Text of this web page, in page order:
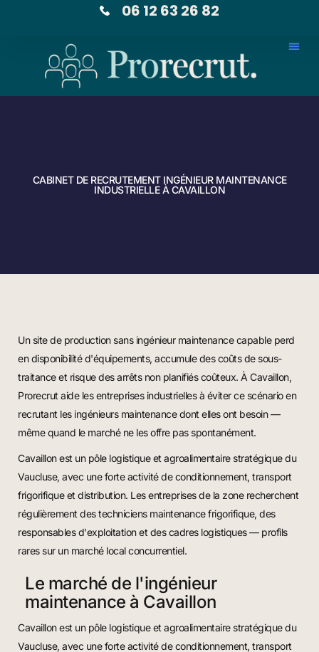
06 12 63 26 82
CABINET DE RECRUTEMENT INGÉNIEUR MAINTENANCE
INDUSTRIELLE À CAVAILLON
Un site de production sans ingénieur maintenance capable perd
en disponibilité d'équipements, accumule des coûts de sous-
traitance et risque des arrêts non planifiés coûteux. À Cavaillon,
Prorecrut aide les entreprises industrielles à éviter ce scénario en
recrutant les ingénieurs maintenance dont elles ont besoin —
même quand le marché ne les offre pas spontanément.
Cavaillon est un pôle logistique et agroalimentaire stratégique du
Vaucluse, avec une forte activité de conditionnement, transport
frigorifique et distribution. Les entreprises de la zone recherchent
régulièrement des techniciens maintenance frigorifique, des
responsables d'exploitation et des cadres logistiques — profils
rares sur un marché local concurrentiel.
Le marché de l'ingénieur
maintenance à Cavaillon
Cavaillon est un pôle logistique et agroalimentaire stratégique du
Vaucluse, avec une forte activité de conditionnement, transport